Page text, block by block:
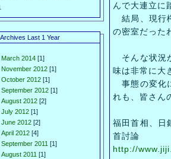
Last 1 Year
March 2014 [1]
November 2012 [1]
October 2012 [1]
September 2012 [1]
August 2012 [2]
July 2012 [1]
June 2012 [2]
April 2012 [4]
September 2011 [1]
August 2011 [1]
んで大連立に
結局、現行
の密室だった
そんな状況
味は非常に大
事態の変化
れも、皆さん
福田首相、日
首討論
http://